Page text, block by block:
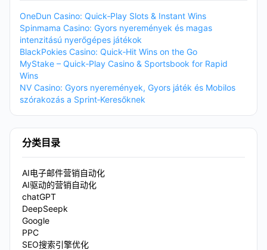
OneDun Casino: Quick‑Play Slots & Instant Wins
Spinmama Casino: Gyors nyeremények és magas
intenzitású nyerőgépes játékok
BlackPokies Casino: Quick‑Hit Wins on the Go
MyStake – Quick‑Play Casino & Sportsbook for Rapid
Wins
NV Casino: Gyors nyeremények, Gyors játék és Mobilos
szórakozás a Sprint‑Keresőknek
分类目录
AI电子邮件营销自动化
AI驱动的营销自动化
chatGPT
DeepSeepk
Google
PPC
SEO搜索引擎优化